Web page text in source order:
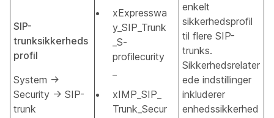
SIP-
trunksikkerheds
profil
System →
Security → SIP-
trunk
xExpresswa
y_SIP_Trunk
_S-
profilecurity
xIMP_SIP_
Trunk_Secur
enkelt
sikkerhedsprofil
til flere SIP-
trunks.
Sikkerhedsrelater
ede indstillinger
inkluderer
enhedssikkerhed